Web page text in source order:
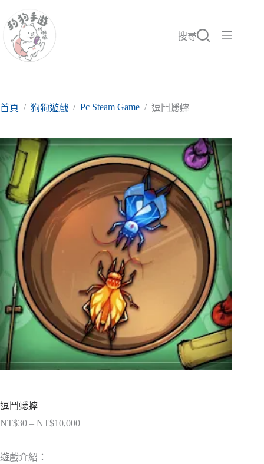
至
要
搜尋
首頁 / 狗狗遊戲 / Pc Steam Game / 逗鬥蟋蟀
逗鬥蟋蟀
NT$30 – NT$10,000價
遊戲介紹：